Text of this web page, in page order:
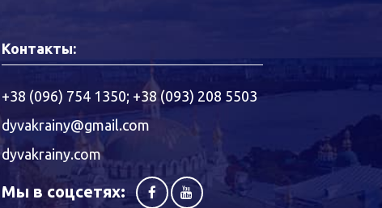
Контакты:
+38 (096) 754 1350; +38 (093) 208 5503
dyvakrainy@gmail.com
dyvakrainy.com
Мы в соцсетях: